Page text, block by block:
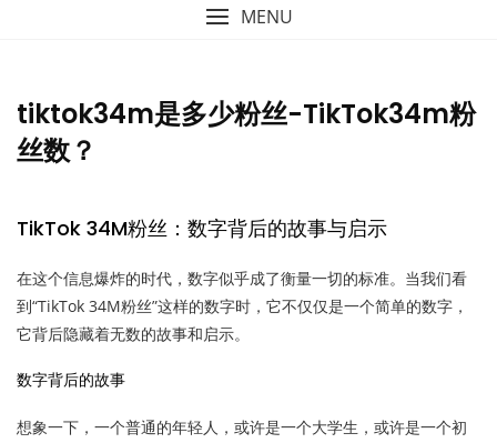
MENU
tiktok34m是多少粉丝-TikTok34m粉
丝数？
TikTok 34M粉丝：数字背后的故事与启示
在这个信息爆炸的时代，数字似乎成了衡量一切的标准。当我们看
到“TikTok 34M粉丝”这样的数字时，它不仅仅是一个简单的数字，
它背后隐藏着无数的故事和启示。
数字背后的故事
想象一下，一个普通的年轻人，或许是一个大学生，或许是一个初